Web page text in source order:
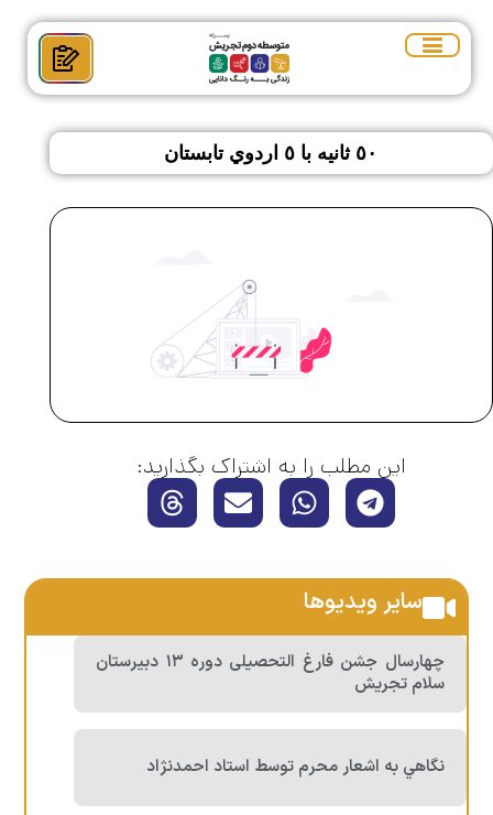
٥٠ ثانيه با ٥ اردوي تابستان
این مطلب را به اشتراک بگذارید:
سایر ویدیوها
چهارسال جشن فارغ التحصیلی دوره ۱۳ دبیرستان
سلام تجریش
نگاهي به اشعار محرم توسط استاد احمدنژاد